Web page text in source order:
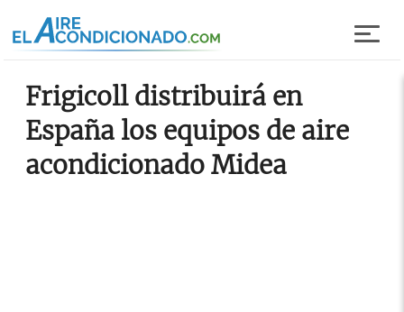
Frigicoll distribuirá en
España los equipos de aire
acondicionado Midea